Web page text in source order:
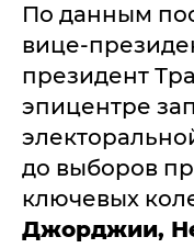
По данным
вице-
президент
эпицентре
до выборов
ключевых
Джорджии,